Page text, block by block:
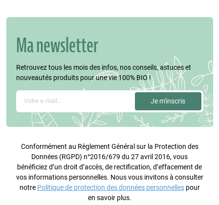
Ma newsletter
Retrouvez tous les mois des infos, nos conseils, astuces et
nouveautés produits pour une vie 100% BIO !
Conformément au Règlement Général sur la Protection des
Données (RGPD) n°2016/679 du 27 avril 2016, vous
bénéficiez d’un droit d’accès, de rectification, d’effacement de
vos informations personnelles. Nous vous invitons à consulter
notre Politique de protection des données personnellespour
en savoir plus.